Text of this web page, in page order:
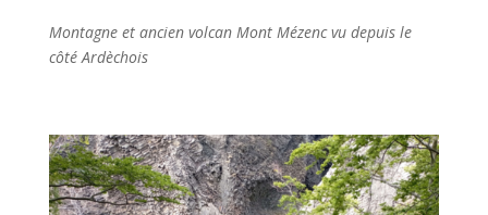
Montagne et ancien volcan Mont Mézenc vu depuis le
côté Ardèchois